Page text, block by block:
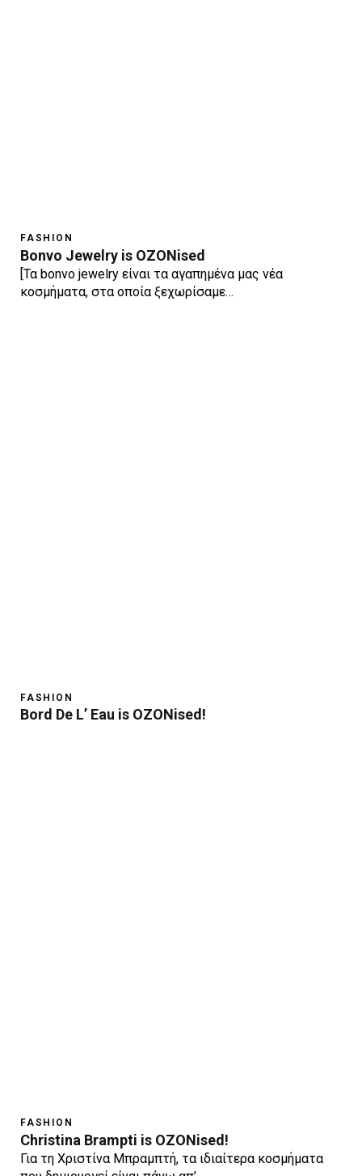
FASHION
Bonvo Jewelry is OZONised
[Τα bonvo jewelry είναι τα αγαπημένα μας νέα
κοσμήματα, στα οποία ξεχωρίσαμε…
FASHION
Bord De L’ Eau is OZONised!
FASHION
Christina Brampti is OZONised!
Για τη Χριστίνα Μπραμπτή, τα ιδιαίτερα κοσμήματα